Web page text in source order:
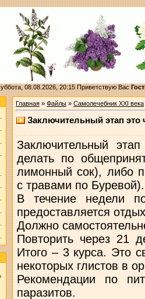
08.08.2026, 20:15Приветствую Вас
Главная» Файлы» Самолечебник XXI века
Заключительный этап это
Заключительный
делать по
лимонный сок), либо
с травами по Буревой).
В течение недели
предоставляется
Должно
Повторить через 21
Итого – 3 курса. Это
некоторых глистов в
Рекомендации по
паразитов.